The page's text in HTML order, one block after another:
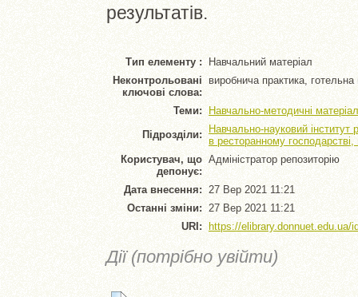
результатів.
Тип елементу :
Навчальний матеріал
Неконтрольовані
ключові слова:
виробнича практика,
Теми:
Навчально-методичні
Підрозділи:
Навчально-науковий інститут
в ресторанному
Користувач, що
депонує:
Адміністратор репозиторію
Дата внесення: 27 Вер 2021 11:21
Останні зміни: 27 Вер 2021 11:21
URI:
https://elibrary.donnuet.edu.ua/
Дії (потрібно увійти)